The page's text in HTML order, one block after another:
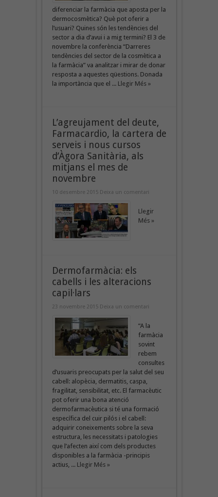
diferenciar la farmàcia que aposta per la
dermocosmètica? Què pot oferir a
l’usuari? Quines són les tendències del
sector a dia d’avui i a mig termini? El 3 de
novembre la conferència “Darreres
tendències del sector de la cosmètica a
la farmàcia” va analitzar i mirar de donar
resposta a aquestes qüestions. Donada
la importància que el ... Llegir Més »
L’agreujament del deute,
Farmacardio, la cartera de
serveis i nous cursos
d’Àgora Sanitària, als
mitjans el mes de
novembre
10 desembre 2015 Deixa un comentari
Llegir
Més »
Dermofarmàcia: els
cabells i les alteracions
capil·lars
23 novembre 2015 Deixa un comentari
“A la
farmàcia
sovint
rebem
consultes
d’usuaris preocupats per la salut del seu
cabell: alopècia, dermatitis, caspa,
fragilitat, sensibilitat, etc. El farmacèutic
pot oferir una bona atenció
dermofarmacèutica si té una formació
específica del cuir pilós i el cabell:
adquirir coneixements sobre la seva
estructura, les necessitats i patologies
que l’afecten així com dels productes
disponibles a la farmàcia -principis
actius, ... Llegir Més »